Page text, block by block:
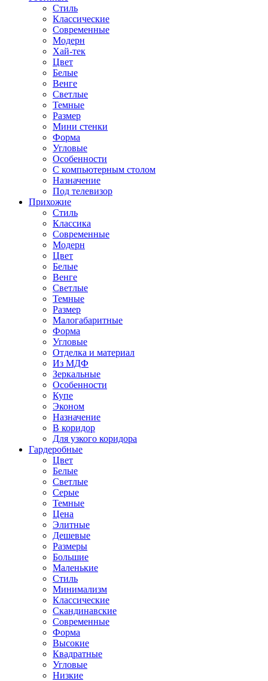
Стиль
Классические
Современные
Модерн
Хай-тек
Цвет
Белые
Венге
Светлые
Темные
Размер
Мини стенки
Форма
Угловые
Особенности
С компьютерным столом
Назначение
Под телевизор
Прихожие
Стиль
Классика
Современные
Модерн
Цвет
Белые
Венге
Светлые
Темные
Размер
Малогабаритные
Форма
Угловые
Отделка и материал
Из МДФ
Зеркальные
Особенности
Купе
Эконом
Назначение
В коридор
Для узкого коридора
Гардеробные
Цвет
Белые
Светлые
Серые
Темные
Цена
Элитные
Дешевые
Размеры
Большие
Маленькие
Стиль
Минимализм
Классические
Скандинавские
Современные
Форма
Высокие
Квадратные
Угловые
Низкие